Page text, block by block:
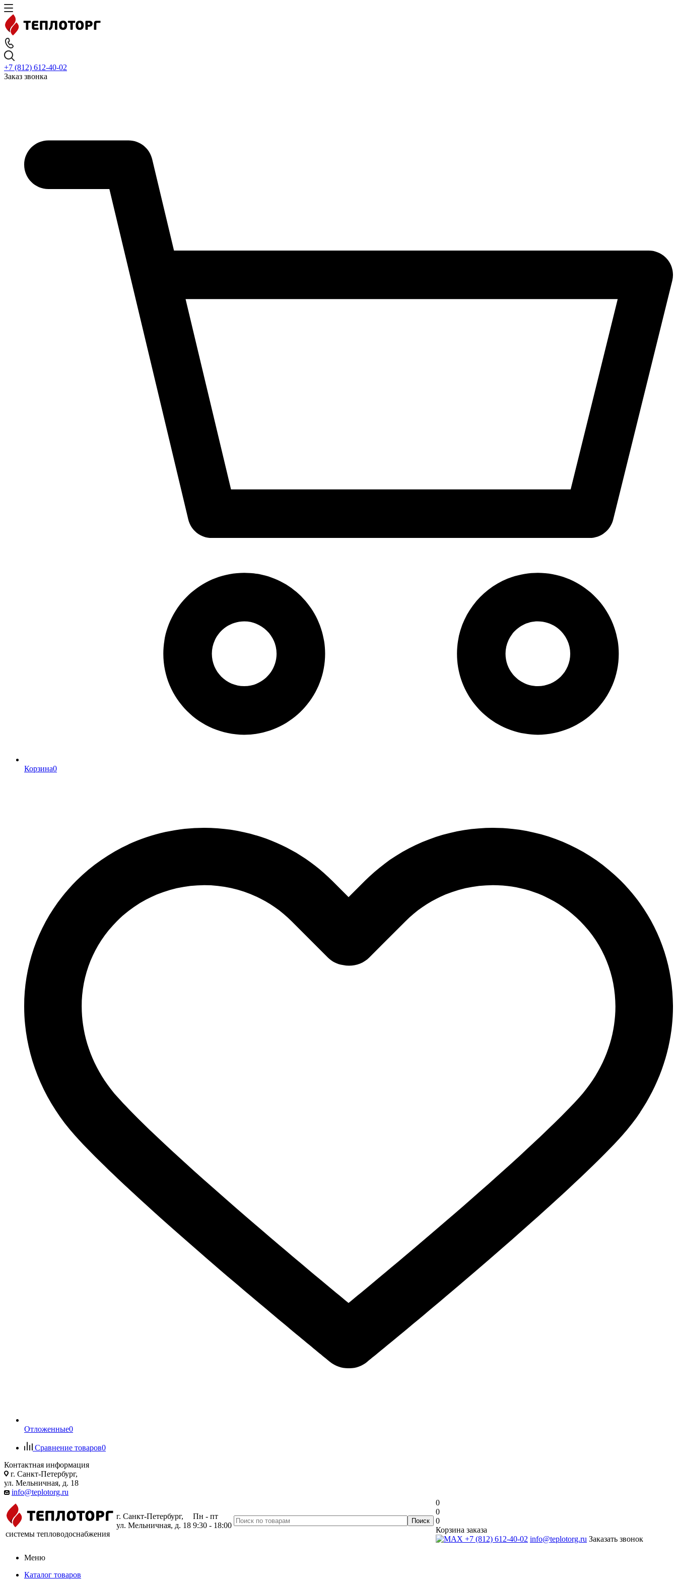
+7 (812) 612-40-02
Заказ звонка
Корзина0
Отложенные0
Сравнение товаров0
Контактная информация
г. Санкт-Петербург,
ул. Мельничная, д. 18
info@teplotorg.ru
системы тепловодоснабжения
г. Санкт-Петербург,
ул. Мельничная, д. 18
Пн - пт
9:30 - 18:00
0
0
0
Корзина заказа
+7 (812) 612-40-02 info@teplotorg.ru Заказать звонок
Меню
Каталог товаров